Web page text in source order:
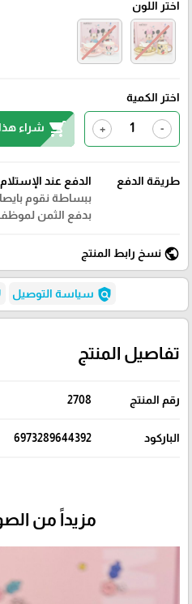
اختر اللون
اختر الكمية
-
+
shopping_cart شراء
طريقة الدفع
الدفع عند الإستلام
ببساطة نقوم
بدفع الثمن
public نسخ رابط المنتج
policy سياسة التوصيل
تفاصيل المنتج
رقم المنتج 2708
الباركود 6973289644392
مزيداً من